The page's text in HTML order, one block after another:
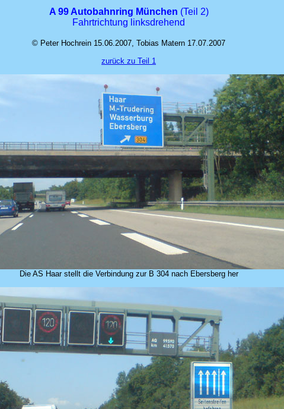
A 99 Autobahnring München (Teil 2)
Fahrtrichtung linksdrehend
© Peter Hochrein 15.06.2007, Tobias Matern 17.07.2007
zurück zu Teil 1
Die AS Haar stellt die Verbindung zur B 304 nach Ebersberg her